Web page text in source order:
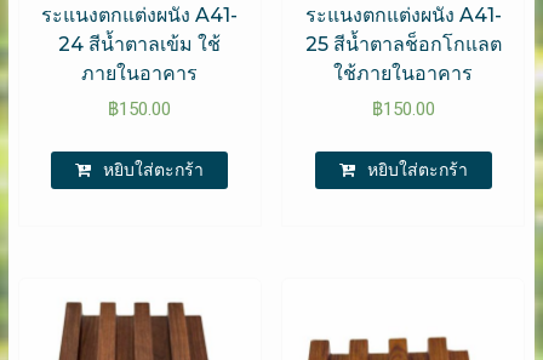
ระแนงตกแต่งผนัง A41-
24 สีน้ำตาลเข้ม ใช้
ภายในอาคาร
฿150.00
หยิบใส่ตะกร้า
ระแนงตกแต่งผนัง A41-
25 สีน้ำตาลช็อกโกแลต
ใช้ภายในอาคาร
฿150.00
หยิบใส่ตะกร้า